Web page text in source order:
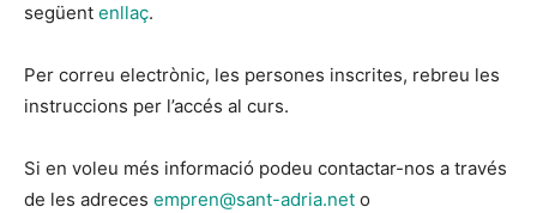
següent enllaç.
Per correu electrònic, les persones inscrites, rebreu les
instruccions per l’accés al curs.
Si en voleu més informació podeu contactar-nos a través
de les adreces empren@sant-adria.net o